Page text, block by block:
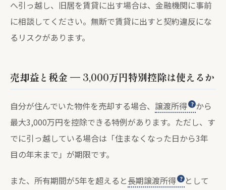
へ引っ越し、旧居を賃貸に出す場合は、金融機関に事前
に相談してください。無断で賃貸に出すと契約違反にな
るリスクがあります。
売却益と税金 — 3,000万円特別控除は使えるか
自分が住んでいた物件を売却する場合、 譲渡所得
から
最大3,000万円を控除できる特例があります。ただし、す
でに引っ越している場合は「住まなくなった日から3年
目の年末まで」が期限です。
また、所有期間が5年を超えると長期譲渡所得
として